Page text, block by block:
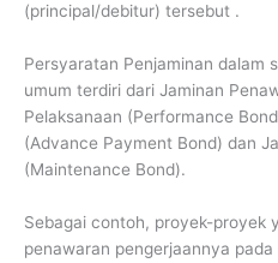
(principal/debitur) tersebut .
Persyaratan Penjaminan dalam
umum terdiri dari Jaminan
Pelaksanaan (Performance
(Advance Payment Bond) dan
(Maintenance Bond).
Sebagai contoh, proyek-proyek
penawaran pengerjaannya